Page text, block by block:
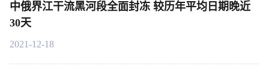
中俄界江干流黑河段全面封冻 较历年平均日期晚近
30天
2021-12-18